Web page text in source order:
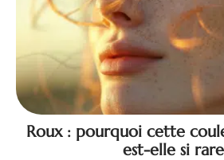
Roux : pourquoi cette
est-elle si